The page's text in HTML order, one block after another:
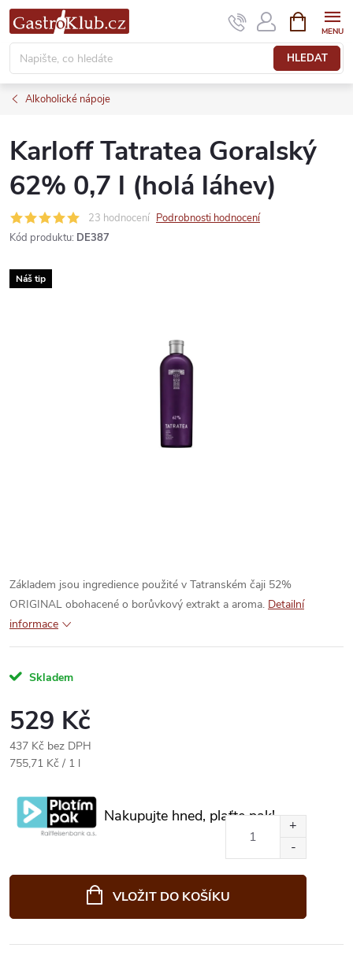
Přejít
na
obsah
HLEDAT
NÁKUPNÍ
KOŠÍK
Alkoholické nápoje
Karloff Tatratea Goralský
62% 0,7 l (holá láhev)
23 hodnocení Podrobnosti hodnocení
Kód produktu: DE387
Náš tip
Základem jsou ingredience použité v Tatranském čaji 52%
ORIGINAL obohacené o borůvkový extrakt a aroma. Detailní
informace
Skladem
529 Kč
437 Kč bez DPH
Měrná
755,71 Kč / 1 l
Nakupujte hned, plaťte pak!
VLOŽIT DO KOŠÍKU